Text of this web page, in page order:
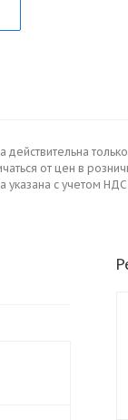
действительна
от цен в
указана с учетом НДС.